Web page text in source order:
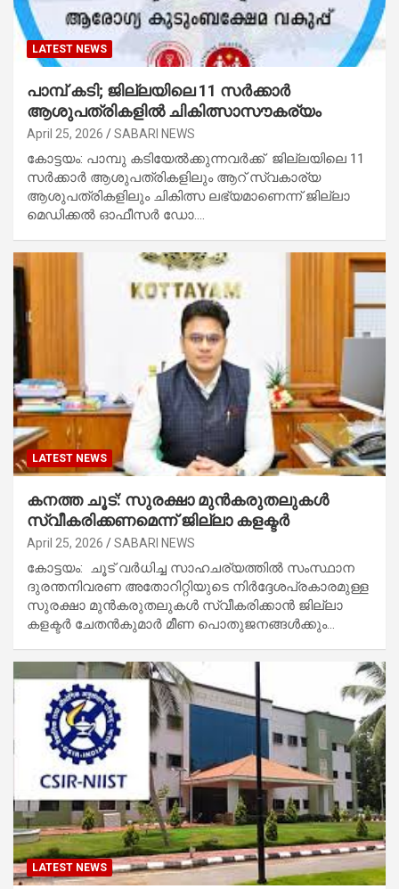
LATEST NEWS
പാമ്പ് കടി; ജില്ലയിലെ 11 സർക്കാർ
ആശുപത്രികളിൽ ചികിത്സാസൗകര്യം
April 25, 2026 SABARI NEWS
കോട്ടയം: പാമ്പു കടിയേൽക്കുന്നവർക്ക് ജില്ലയിലെ 11
സർക്കാർ ആശുപത്രികളിലും ആറ് സ്വകാര്യ
ആശുപത്രികളിലും ചികിത്സ ലഭ്യമാണെന്ന് ജില്ലാ
മെഡിക്കൽ ഓഫീസർ ഡോ.…
LATEST NEWS
കനത്ത ചൂട്: സുരക്ഷാ മുൻകരുതലുകൾ
സ്വീകരിക്കണമെന്ന് ജില്ലാ കളക്ടർ
April 25, 2026 SABARI NEWS
കോട്ടയം: ചൂട് വർധിച്ച സാഹചര്യത്തിൽ സംസ്ഥാന
ദുരന്തനിവരണ അതോറിറ്റിയുടെ നിർദ്ദേശപ്രകാരമുള്ള
സുരക്ഷാ മുൻകരുതലുകൾ സ്വീകരിക്കാൻ ജില്ലാ
കളക്ടർ ചേതൻകുമാർ മീണ പൊതുജനങ്ങൾക്കും…
LATEST NEWS